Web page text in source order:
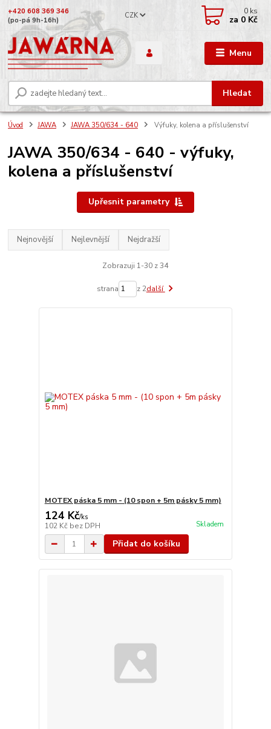
Menu
CZK
Hledat
+420 608 369 346
(po-pá 9h-16h)
0 ks
za 0 Kč
Úvod JAWA JAWA 350/634 - 640 Výfuky, kolena a příslušenství
JAWA 350/634 - 640 - výfuky,
kolena a příslušenství
Upřesnit parametry
Nejnovější Nejlevnější Nejdražší
Zobrazuji 1-30 z 34
strana z 2další
MOTEX páska 5 mm - (10 spon + 5m pásky 5 mm)
124 Kč/ks
102 Kč bez DPH Skladem
Přidat do košíku